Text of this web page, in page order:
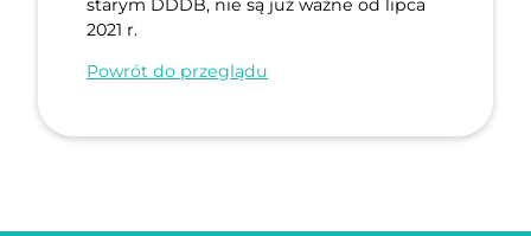
starym DDDB, nie są już ważne od lipca
2021 r.
Powrót do przeglądu